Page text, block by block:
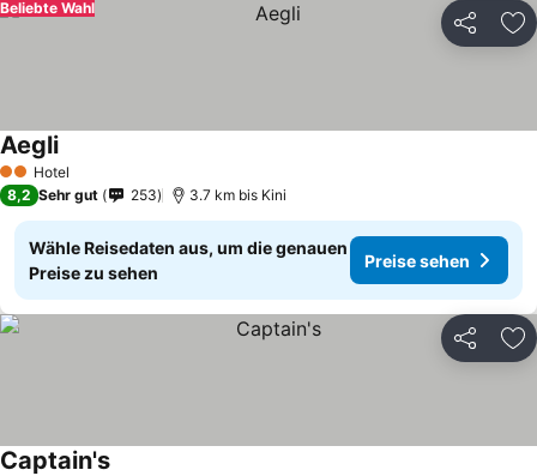
Teilen
Beliebte Wahl
2 Sterne
Hotel
Aegli
8,2 Sehr gut 253 3.7 km bis Kini
Wähle Reisedaten aus, um die genauen
Preise zu sehen
Preise sehen
Teilen
Captain's